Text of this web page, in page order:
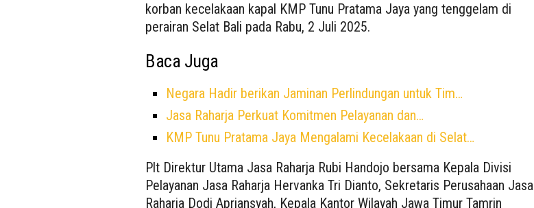
korban kecelakaan kapal KMP Tunu Pratama Jaya yang tenggelam di
perairan Selat Bali pada Rabu, 2 Juli 2025.
Baca Juga
Negara Hadir berikan Jaminan Perlindungan untuk Tim…
Jasa Raharja Perkuat Komitmen Pelayanan dan…
KMP Tunu Pratama Jaya Mengalami Kecelakaan di Selat…
Plt Direktur Utama Jasa Raharja Rubi Handojo bersama Kepala Divisi
Pelayanan Jasa Raharja Hervanka Tri Dianto, Sekretaris Perusahaan Jasa
Raharja Dodi Apriansyah, Kepala Kantor Wilayah Jawa Timur Tamrin